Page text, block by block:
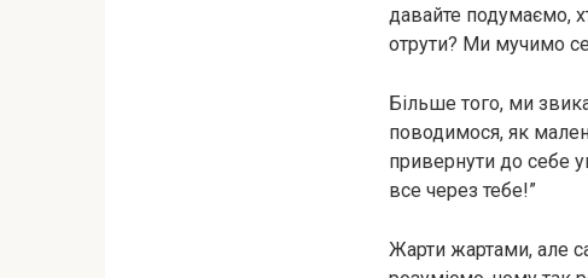
давайте подумаємо,
отрути? Ми мучимо
Більше того, ми
поводимося, як
привернути до себе
все через тебе!”
Жарти жартами, але